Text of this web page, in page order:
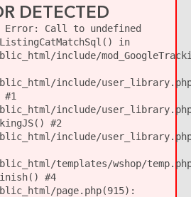
DETECTED
Error: Call to undefined
in
include/
include/
#1
include/
#2
include/
templates/wshop/
#4
page.php(915):